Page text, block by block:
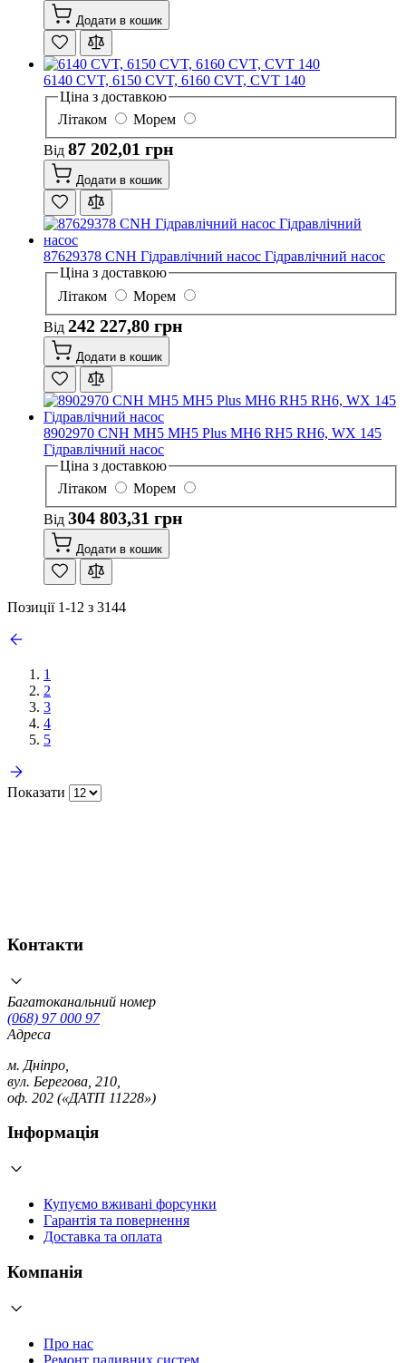
Додати в кошик
6140 CVT, 6150 CVT, 6160 CVT, CVT 140
Ціна з доставкою
Літаком
Морем
Від 87 202,01 грн
Додати в кошик
87629378 CNH Гідравлічний насос Гідравлічний насос
Ціна з доставкою
Літаком
Морем
Від 242 227,80 грн
Додати в кошик
8902970 CNH MH5 MH5 Plus MH6 RH5 RH6, WX 145
Гідравлічний насос
Ціна з доставкою
Літаком
Морем
Від 304 803,31 грн
Додати в кошик
Позиції 1-12 з 3144
1
2
3
4
5
Показати
Контакти
Багатоканальний номер
(068) 97 000 97
Адреса
м. Дніпро,
вул. Берегова, 210,
оф. 202 («ДАТП 11228»)
Інформація
Купуємо вживані форсунки
Гарантія та повернення
Доставка та оплата
Компанія
Про нас
Ремонт паливних систем